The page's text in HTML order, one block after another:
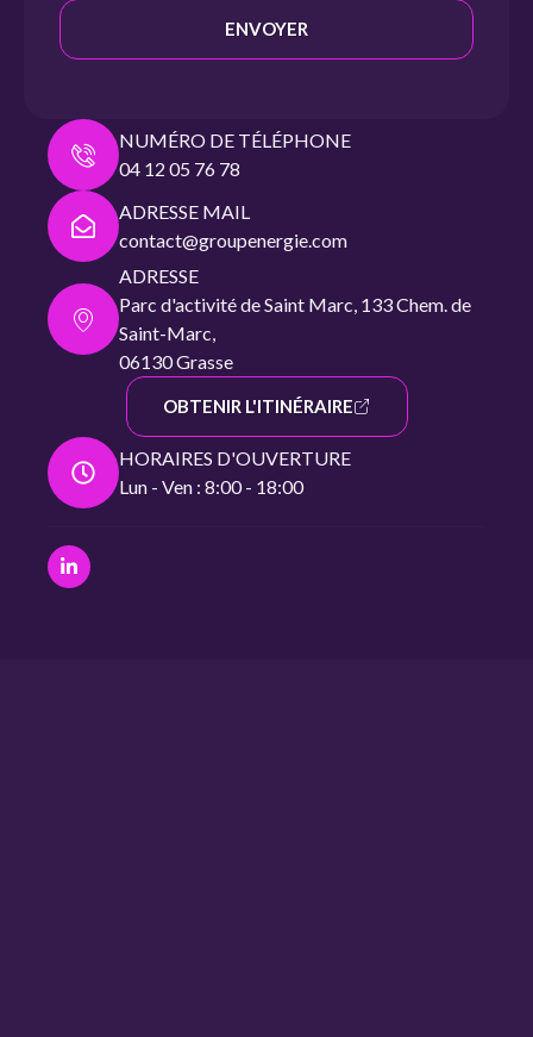
NUMÉRO DE TÉLÉPHONE
04 12 05 76 78
ADRESSE MAIL
contact@groupenergie.com
ADRESSE
Parc d'activité de Saint Marc, 133 Chem. de
Saint-Marc,
06130 Grasse
OBTENIR L'ITINÉRAIRE
HORAIRES D'OUVERTURE
Lun - Ven : 8:00 - 18:00
ENVOYER